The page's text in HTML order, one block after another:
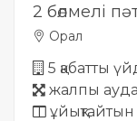
2 бөлмелі
Орал
5 қабатты
жалпы